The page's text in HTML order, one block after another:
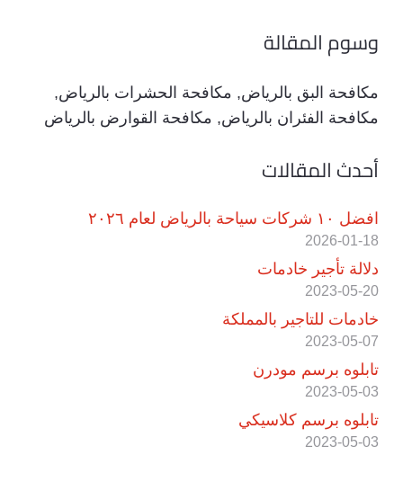
وسوم المقالة
مكافحة البق بالرياض, مكافحة الحشرات بالرياض,
مكافحة الفئران بالرياض, مكافحة القوارض بالرياض
أحدث المقالات
افضل ١٠ شركات سياحة بالرياض لعام ٢٠٢٦
2026-01-18
دلالة تأجير خادمات
2023-05-20
خادمات للتاجير بالمملكة
2023-05-07
تابلوه برسم مودرن
2023-05-03
تابلوه برسم كلاسيكي
2023-05-03